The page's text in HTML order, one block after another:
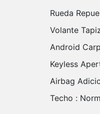
Rueda
Volante
Android
Keyless
Airbag
Techo :